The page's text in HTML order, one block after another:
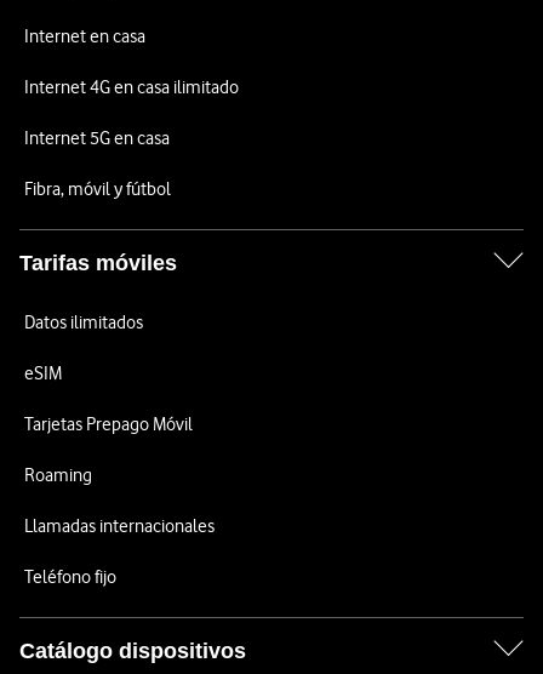
Internet en casa
Internet 4G en casa ilimitado
Internet 5G en casa
Fibra, móvil y fútbol
Tarifas móviles
Datos ilimitados
eSIM
Tarjetas Prepago Móvil
Roaming
Llamadas internacionales
Teléfono fijo
Catálogo dispositivos